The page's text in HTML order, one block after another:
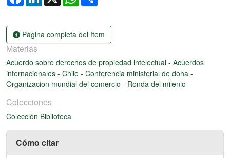
Página completa del ítem
Materias
Acuerdo sobre derechos de propiedad intelectual - Acuerdos
internacionales - Chile - Conferencia ministerial de doha -
Organizacion mundial del comercio - Ronda del milenio
Colecciones
Colección Biblioteca
Cómo citar